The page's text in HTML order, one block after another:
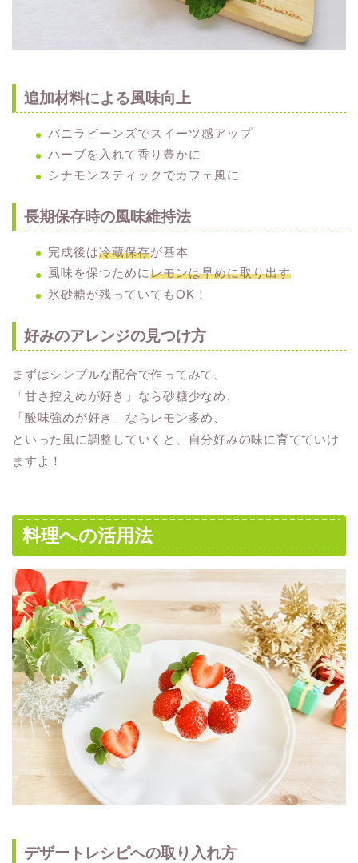
追加材料による風味向上
バニラビーンズでスイーツ感アップ
ハーブを入れて香り豊かに
シナモンスティックでカフェ風に
長期保存時の風味維持法
完成後は冷蔵保存が基本
風味を保つためにレモンは早めに取り出す
氷砂糖が残っていてもOK！
好みのアレンジの見つけ方
まずはシンプルな配合で作ってみて、
「甘さ控えめが好き」なら砂糖少なめ、
「酸味強めが好き」ならレモン多め、
といった風に調整していくと、自分好みの味に育てていけ
ますよ！
料理への活用法
デザートレシピへの取り入れ方